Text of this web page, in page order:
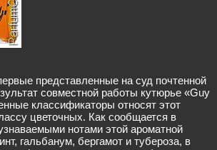
представленные на суд почтенной
совместной работы кутюрье «Guy
классификаторы относят этот
цветочных. Как сообщается в
нотами этой ароматной
гальбанум, бергамот и тубероза, в